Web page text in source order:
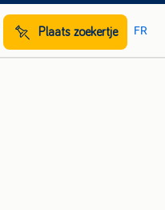
Plaats zoekertje FR